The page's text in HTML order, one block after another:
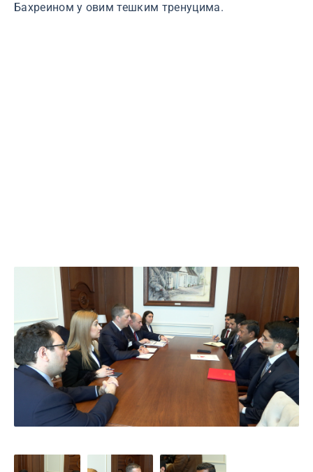
Бахреином у овим тешким тренуцима.